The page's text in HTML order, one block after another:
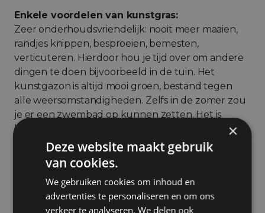
Enkele voordelen van kunstgras:
Zeer onderhoudsvriendelijk: nooit meer maaien,
randjes knippen, besproeien, bemesten,
verticuteren. Hierdoor hou je tijd over om andere
dingen te doen bijvoorbeeld in de tuin. Het
kunstgazon is altijd mooi groen, bestand tegen
alle weersomstandigheden. Zelfs in de zomer zou
je er een zwembad op kunnen zetten. Het is
kindvriendelijk, geschikt voor speeltoestellen,
voelt zacht aan. Tevens is het kunstgras uv-
bestendig en kleurvast, je krijgt 10 jaar garantie op
ons assortiment kunstgras.
De nadelen van kunstgras:
Het kan een nadeel zijn dat het kunstgras geen
×
Deze website maakt gebruik
van cookies.
We gebruiken cookies om inhoud en
advertenties te personaliseren en om ons
verkeer te analyseren. We delen ook